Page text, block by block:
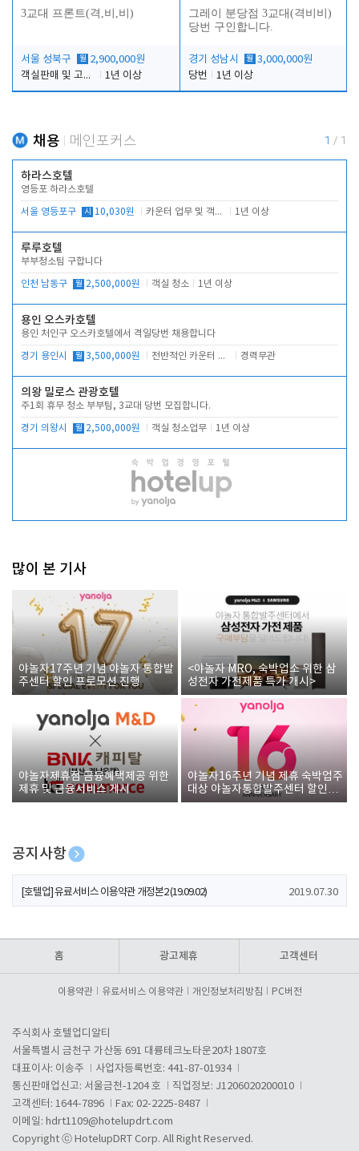
3교대 프론트(격,비,비)
서울 성북구 월 2,900,000원
객실판매 및 고객응대
1년 이상
그레이 분당점 3교대(격비비)
당번 구인합니다.
경기 성남시 월 3,000,000원
당번
1년 이상
채용 메인포커스 1 / 1
하라스호텔
영등포 하라스호텔
서울 영등포구 시 10,030원 카운터 업무 및 객실관리(청소상태 확인, 객실판매) 1년 이상
루루호텔
부부청소팀 구합니다
인천 남동구 월 2,500,000원 객실 청소 1년 이상
용인 오스카호텔
용인 처인구 오스카호텔에서 격일당번 채용합니다
경기 용인시 월 3,500,000원 전반적인 카운터 업무 경력무관
의왕 밀로스 관광호텔
주1회 휴무 청소 부부팀, 3교대 당번 모집합니다.
경기 의왕시 월 2,500,000원 객실 청소업무 1년 이상
많이 본 기사
야놀자17주년 기념 야놀자 통합발
주센터 할인 프로모션 진행
<야놀자 MRO, 숙박업소 위한 삼
성전자 가전제품 특가 개시>
야놀자제휴점 금융혜택제공 위한
제휴 및 금융서비스 게시
야놀자16주년 기념 제휴 숙박업주
대상 야놀자통합발주센터 할인쿠
폰 증정
공지사항
[호텔업] 개인정보 처리방침 개정본1 (19.09.02)
[호텔업] 유료서비스 이용약관 개정본2 (19.09.02) 2019.07.30
홈 광고제휴 고객센터
이용약관 유료서비스 이용약관 개인정보처리방침 PC버전
주식회사 호텔업디알티
서울특별시 금천구 가산동 691 대륭테크노타운20차 1807호
대표이사: 이송주
사업자등록번호: 441-87-01934
통신판매업신고: 서울금천-1204 호
직업정보: J1206020200010
고객센터: 1644-7896
Fax: 02-2225-8487
이메일: hdrt1109@hotelupdrt.com
Copyright ⓒ HotelupDRT Corp. All Right Reserved.